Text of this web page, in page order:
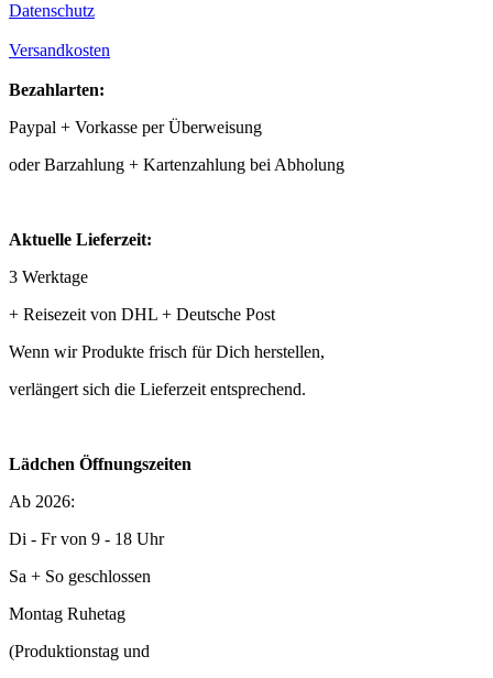
Datenschutz
Versandkosten
Bezahlarten:
Paypal + Vorkasse per Überweisung
oder Barzahlung + Kartenzahlung bei Abholung
Aktuelle Lieferzeit:
3 Werktage
+ Reisezeit von DHL + Deutsche Post
Wenn wir Produkte frisch für Dich herstellen,
verlängert sich die Lieferzeit entsprechend.
Lädchen Öffnungszeiten
Ab 2026:
Di - Fr von 9 - 18 Uhr
Sa + So geschlossen
Montag Ruhetag
(Produktionstag und